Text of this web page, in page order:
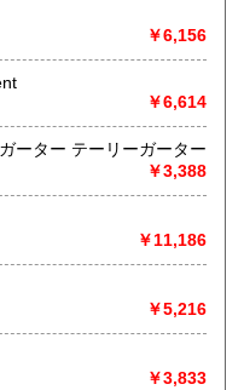
￥6,156
￥6,614
ーター テーリーガーター
￥3,388
￥11,186
￥5,216
￥3,833